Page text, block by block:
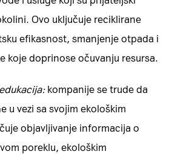
Ovo uključuje reciklirane
efikasnost, smanjenje otpada i
koje doprinose očuvanju resursa.
kompanije se trude da
u vezi sa svojim ekološkim
objavljivanje informacija o
poreklu, ekološkim